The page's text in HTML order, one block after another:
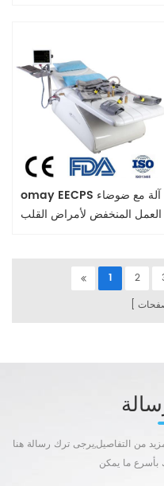
omay EECPS آلة مع ضوضاء
العمل المنخفض لأمراض القلب
1 2
من التفاصيل,يرجى ترك رسالة هنا